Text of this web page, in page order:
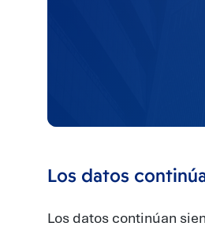
Los datos
Los datos continúan